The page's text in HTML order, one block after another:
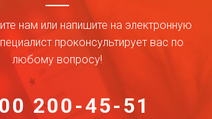
нам или напишите на электронную
проконсультирует вас по
любому вопросу!
200-45-51